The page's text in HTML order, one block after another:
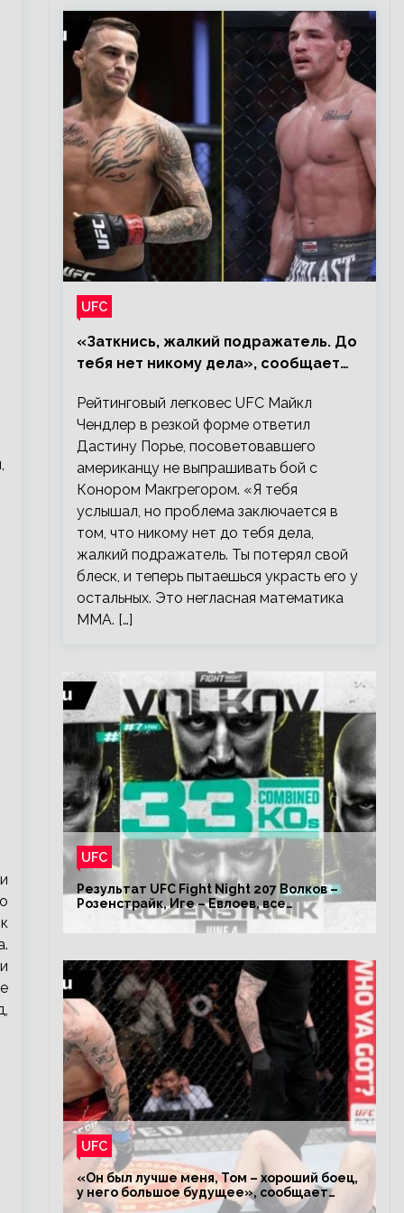
UFC
«Заткнись, жалкий подражатель. До
тебя нет никому дела», сообщает
Рейтинговый легковес UFC Майкл
Чендлер в резкой форме ответил
Дастину Порье, посоветовавшего
американцу не выпрашивать бой с
Конором Макгрегором. «Я тебя
услышал, но проблема заключается в
том, что никому нет до тебя дела,
жалкий подражатель. Ты потерял свой
блеск, и теперь пытаешься украсть его у
остальных. Это негласная математика
ММА. […]
UFC
Результат UFC Fight Night 207 Волков –
Розенстрайк, Иге – Евлоев, все
результаты турнира ЮФС ФН 207
UFC
«Он был лучше меня, Том – хороший боец,
у него большое будущее», сообщает
Волков – о поражении Аспиналлу